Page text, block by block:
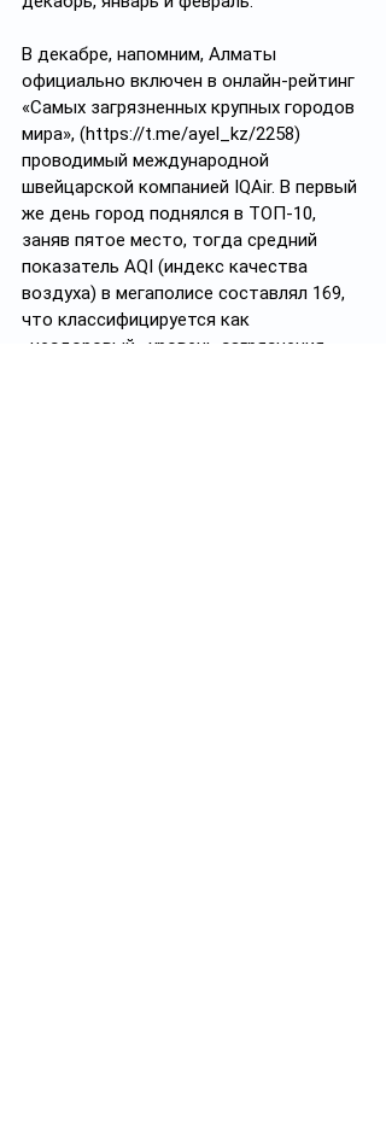
В декабре, напомним, Алматы
официально включен в онлайн-рейтинг
«Самых загрязненных крупных городов
мира», (https://t.me/ayel_kz/2258)
проводимый международной
швейцарской компанией IQAir. В первый
же день город поднялся в ТОП-10,
заняв пятое место, тогда средний
показатель AQI (индекс качества
воздуха) в мегаполисе составлял 169,
что классифицируется как
«нездоровый» уровень загрязнения.